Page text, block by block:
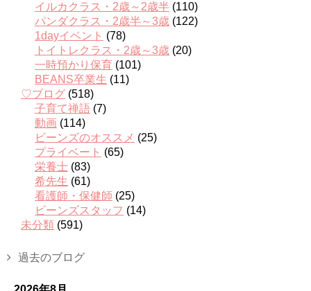
イルカクラス・2歳～2歳半 (110)
パンダクラス・2歳半～3歳 (122)
1dayイベント (78)
トイトレクラス・2歳～3歳 (20)
一時預かり保育 (101)
BEANS卒業生 (11)
♡ブログ (518)
子育て禅語 (7)
動画 (114)
ビーンズのオススメ (25)
プライベート (65)
栄養士 (83)
希先生 (61)
看護師・保健師 (25)
ビーンズスタッフ (14)
未分類 (591)
過去のブログ